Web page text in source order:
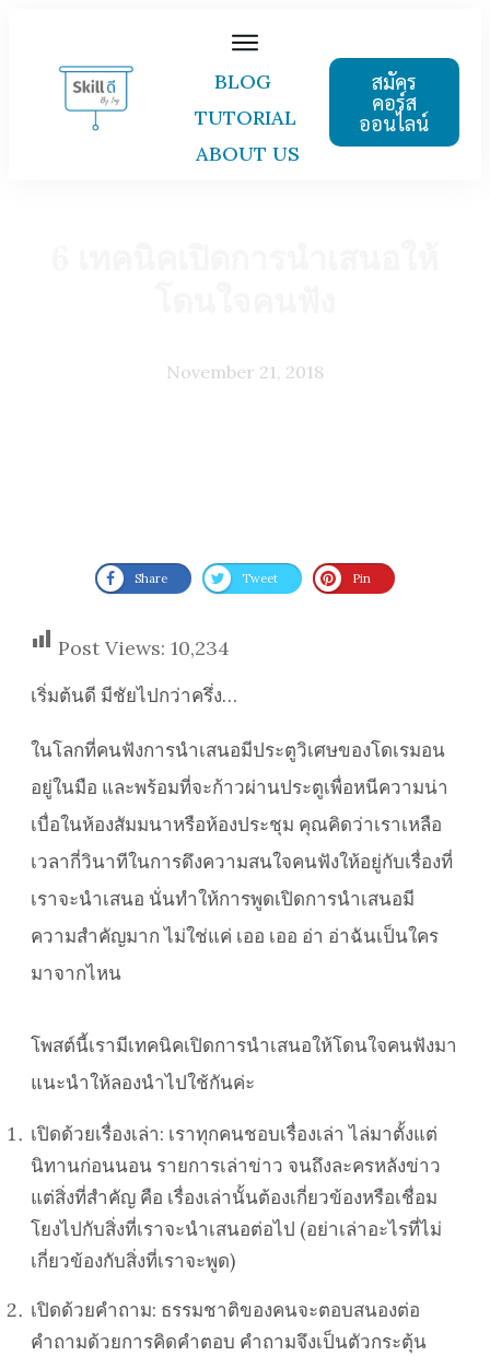
BLOG
TUTORIAL
ABOUT US
สมัคร
คอร์ส
ออนไลน์
November 21, 2018
Share Tweet Pin
Post Views: 10,234
เริ่มต้นดี มีชัยไปกว่าครึ่ง…
ในโลกที่คนฟังการนำเสนอมีประตูวิเศษของโดเรมอน
อยู่ในมือ และพร้อมที่จะก้าวผ่านประตูเพื่อหนีความน่า
เบื่อในห้องสัมมนาหรือห้องประชุม คุณคิดว่าเราเหลือ
เวลากี่วินาทีในการดึงความสนใจคนฟังให้อยู่กับเรื่องที่
เราจะนำเสนอ นั่นทำให้การพูดเปิดการนำเสนอมี
ความสำคัญมาก ไม่ใช่แค่ เออ เออ อ่า อ่าฉันเป็นใคร
มาจากไหน
โพสต์นี้เรามีเทคนิคเปิดการนำเสนอให้โดนใจคนฟังมา
แนะนำให้ลองนำไปใช้กันค่ะ
เปิดด้วยเรื่องเล่า: เราทุกคนชอบเรื่องเล่า ไล่มาตั้งแต่
นิทานก่อนนอน รายการเล่าข่าว จนถึงละครหลังข่าว
แต่สิ่งที่สำคัญ คือ เรื่องเล่านั้นต้องเกี่ยวข้องหรือเชื่อม
โยงไปกับสิ่งที่เราจะนำเสนอต่อไป (อย่าเล่าอะไรที่ไม่
เกี่ยวข้องกับสิ่งที่เราจะพูด)
เปิดด้วยคำถาม: ธรรมชาติของคนจะตอบสนองต่อ
คำถามด้วยการคิดคำตอบ คำถามจึงเป็นตัวกระตุ้น